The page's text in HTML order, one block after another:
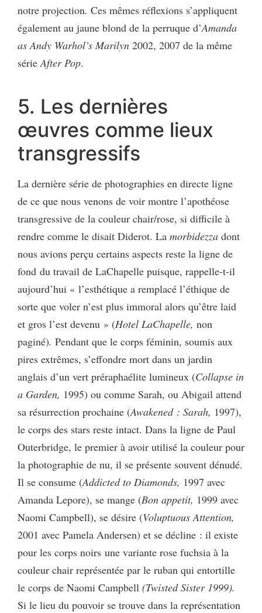
notre projection. Ces mêmes réflexions s’appliquent
également au jaune blond de la perruque d’Amanda
as Andy Warhol’s Marilyn 2002, 2007 de la même
série After Pop.
5. Les dernières
œuvres comme lieux
transgressifs
La dernière série de photographies en directe ligne
de ce que nous venons de voir montre l’apothéose
transgressive de la couleur chair/rose, si difficile à
rendre comme le disait Diderot. La morbidezza dont
nous avions perçu certains aspects reste la ligne de
fond du travail de LaChapelle puisque, rappelle-t-il
aujourd’hui « l’esthétique a remplacé l’éthique de
sorte que voler n’est plus immoral alors qu’être laid
et gros l’est devenu » (Hotel LaChapelle, non
paginé). Pendant que le corps féminin, soumis aux
pires extrêmes, s’effondre mort dans un jardin
anglais d’un vert préraphaélite lumineux (Collapse in
a Garden, 1995) ou comme Sarah, ou Abigail attend
sa résurrection prochaine (Awakened : Sarah, 1997),
le corps des stars reste intact. Dans la ligne de Paul
Outerbridge, le premier à avoir utilisé la couleur pour
la photographie de nu, il se présente souvent dénudé.
Il se consume (Addicted to Diamonds, 1997 avec
Amanda Lepore), se mange (Bon appetit, 1999 avec
Naomi Campbell), se désire (Voluptuous Attention,
2001 avec Pamela Andersen) et se décline : il existe
pour les corps noirs une variante rose fuchsia à la
couleur chair représentée par le ruban qui entortille
le corps de Naomi Campbell (Twisted Sister 1999).
Si le lieu du pouvoir se trouve dans la représentation